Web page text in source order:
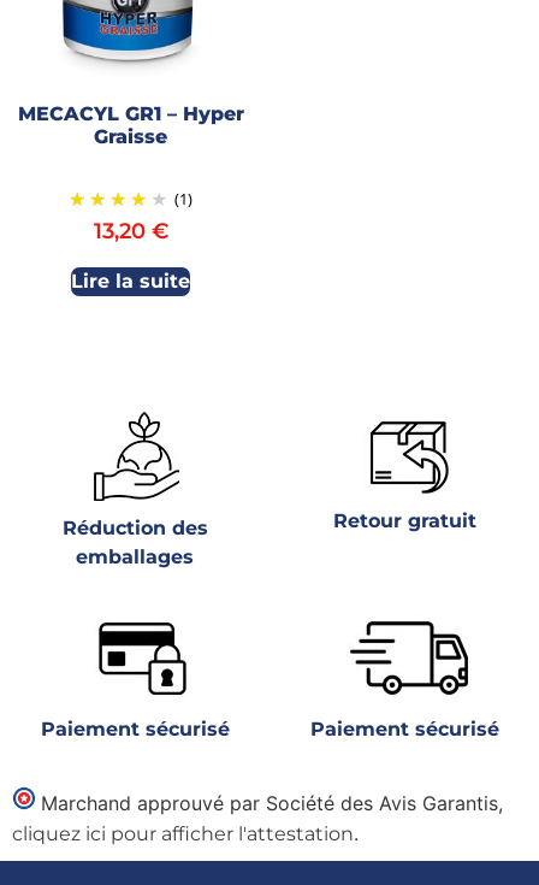
MECACYL GR1 – Hyper
Graisse
(1)
13,20 €
Lire la suite
Réduction des
emballages
Retour gratuit
Paiement sécurisé Paiement sécurisé
Marchand approuvé par Société des Avis Garantis,
cliquez ici pour afficher l'attestation.